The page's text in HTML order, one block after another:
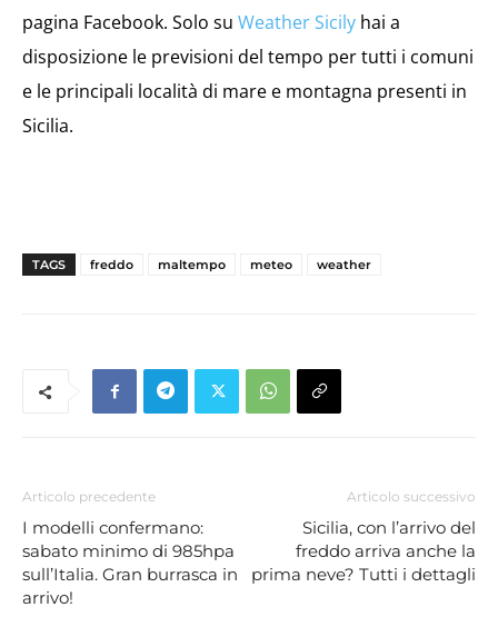
pagina Facebook. Solo su Weather Sicily hai a
disposizione le previsioni del tempo per tutti i comuni
e le principali località di mare e montagna presenti in
Sicilia.
TAGS freddo maltempo meteo weather
Articolo precedente
I modelli confermano:
sabato minimo di 985hpa
sull’Italia. Gran burrasca in
arrivo!
Articolo successivo
Sicilia, con l’arrivo del
freddo arriva anche la
prima neve? Tutti i dettagli